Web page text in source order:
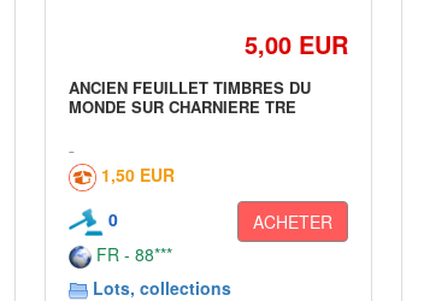
5,00 EUR
ANCIEN FEUILLET TIMBRES DU
MONDE SUR CHARNIERE TRE
1,50 EUR
0
ACHETER
FR - 88***
Lots, collections